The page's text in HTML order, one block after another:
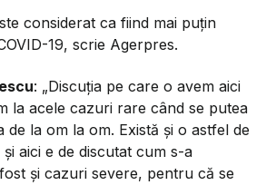
considerat ca fiind mai puțin
19, scrie Agerpres.
: „Discuția pe care o avem aici
la acele cazuri rare când se putea
de la om la om. Există și o astfel de
aici e de discutat cum s-a
și cazuri severe, pentru că se